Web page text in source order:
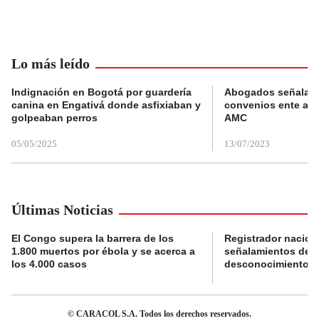
Lo más leído
Indignación en Bogotá por guardería
canina en Engativá donde asfixiaban y
golpeaban perros
05/05/2025
Abogados
convenios ente
AMC
13/07/2023
Últimas Noticias
El Congo supera la barrera de los
1.800 muertos por ébola y se acerca a
los 4.000 casos
Registrador
señalamientos de
desconocimiento
© CARACOL S.A. Todos los derechos reservados.